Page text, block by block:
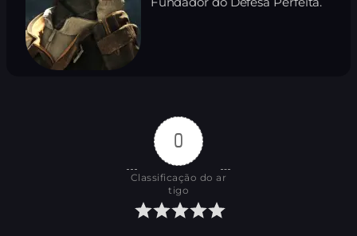
0
Classificação do ar
tigo